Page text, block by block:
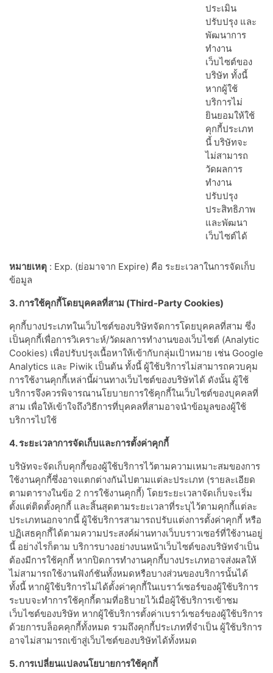
ประเมิน
ปรับปรุง และ
พัฒนาการ
ทำงาน
เว็บไซต์ของ
บริษัท ทั้งนี้
หากผู้ใช้
บริการไม่
ยินยอมให้ใช้
คุกกี้ประเภท
นี้ บริษัทจะ
ไม่สามารถ
วัดผลการ
ทำงาน
ปรับปรุง
ประสิทธิภาพ
และพัฒนา
เว็บไซต์ได้
หมายเหตุ : Exp. (ย่อมาจาก Expire) คือ ระยะเวลาในการจัดเก็บ
ข้อมูล
3. การใช้คุกกี้โดยบุคคลที่สาม (Third-Party Cookies)
คุกกี้บางประเภทในเว็บไซต์ของบริษัทจัดการโดยบุคคลที่สาม ซึ่ง
เป็นคุกกี้เพื่อการวิเคราะห์/วัดผลการทำงานของเว็บไซต์ (Analytic
Cookies) เพื่อปรับปรุงเนื้อหาให้เข้ากับกลุ่มเป้าหมาย เช่น Google
Analytics และ Piwik เป็นต้น ทั้งนี้ ผู้ใช้บริการไม่สามารถควบคุม
การใช้งานคุกกี้เหล่านี้ผ่านทางเว็บไซต์ของบริษัทได้ ดังนั้น ผู้ใช้
บริการจึงควรพิจารณานโยบายการใช้คุกกี้ในเว็บไซต์ของบุคคลที่
สาม เพื่อให้เข้าใจถึงวิธีการที่บุคคลที่สามอาจนำข้อมูลของผู้ใช้
บริการไปใช้
4. ระยะเวลาการจัดเก็บและการตั้งค่าคุกกี้
บริษัทจะจัดเก็บคุกกี้ของผู้ใช้บริการไว้ตามความเหมาะสมของการ
ใช้งานคุกกี้ซึ่งอาจแตกต่างกันไปตามแต่ละประเภท (รายละเอียด
ตามตารางในข้อ 2 การใช้งานคุกกี้) โดยระยะเวลาจัดเก็บจะเริ่ม
ตั้งแต่ติดตั้งคุกกี้ และสิ้นสุดตามระยะเวลาที่ระบุไว้ตามคุกกี้แต่ละ
ประเภทนอกจากนี้ ผู้ใช้บริการสามารถปรับแต่งการตั้งค่าคุกกี้ หรือ
ปฏิเสธคุกกี้ได้ตามความประสงค์ผ่านทางเว็บบราวเซอร์ที่ใช้งานอยู่
นี้ อย่างไรก็ตาม บริการบางอย่างบนหน้าเว็บไซต์ของบริษัทจำเป็น
ต้องมีการใช้คุกกี้ หากปิดการทำงานคุกกี้บางประเภทอาจส่งผลให้
ไม่สามารถใช้งานฟังก์ชันทั้งหมดหรือบางส่วนของบริการนั้นได้
ทั้งนี้ หากผู้ใช้บริการไม่ได้ตั้งค่าคุกกี้ในเบราว์เซอร์ของผู้ใช้บริการ
ระบบจะทำการใช้คุกกี้ตามที่อธิบายไว้เมื่อผู้ใช้บริการเข้าชม
เว็บไซต์ของบริษัท หากผู้ใช้บริการตั้งค่าเบราว์เซอร์ของผู้ใช้บริการ
ด้วยการบล็อคคุกกี้ทั้งหมด รวมถึงคุกกี้ประเภทที่จำเป็น ผู้ใช้บริการ
อาจไม่สามารถเข้าสู่เว็บไซต์ของบริษัทได้ทั้งหมด
5. การเปลี่ยนแปลงนโยบายการใช้คุกกี้